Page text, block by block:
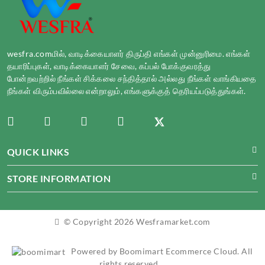
wesfra.comமில், வாடிக்கையாளர் திருப்தி எங்கள் முன்னுரிமை. எங்கள்
தயாரிப்புகள், வாடிக்கையாளர் சேவை, கப்பல் போக்குவரத்து
போன்றவற்றில் நீங்கள் சிக்கலை சந்தித்தால் அல்லது நீங்கள் வாங்கியதை
நீங்கள் விரும்பவில்லை என்றாலும், எங்களுக்குத் தெரியப்படுத்துங்கள்.
QUICK LINKS
STORE INFORMATION
© Copyright 2026 Wesframarket.com
Powered by Boomimart Ecommerce Cloud. All